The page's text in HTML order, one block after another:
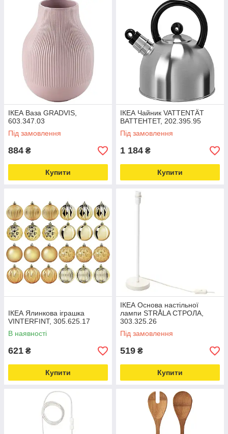
ІКЕА Ваза GRADVIS,
603.347.03
Під замовлення
884 ₴
Купити
ІКЕА Чайник VATTENTÄT
ВАТТЕНТЕТ, 202.395.95
Під замовлення
1 184 ₴
Купити
ІКЕА Ялинкова іграшка
VINTERFINT, 305.625.17
В наявності
621 ₴
Купити
ІКЕА Основа настільної
лампи STRÅLA СТРОЛА,
303.325.26
Під замовлення
519 ₴
Купити